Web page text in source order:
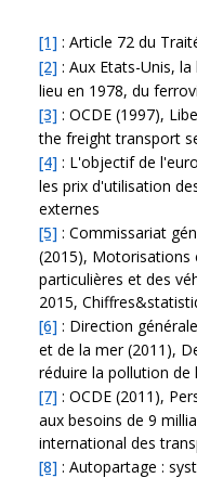
[1] : Article 72 du
[2] : Aux Etats-Unis,
lieu en 1978, du
[3] : OCDE (1997),
the freight transport
[4] : L'objectif de
les prix d'utilisation
externes
[5] : Commissariat
(2015), Motorisations
particulières et des
2015,
[6] : Direction
et de la mer (2011),
réduire la pollution de
[7] : OCDE (2011),
aux besoins de 9
international des
[8] : Autopartage :